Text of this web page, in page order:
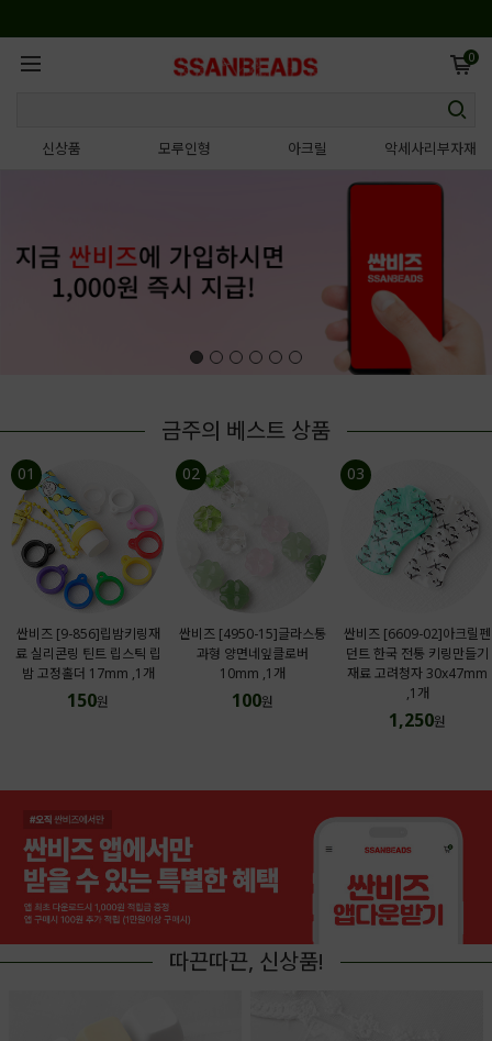
0
신상품 모루인형 아크릴 악세사리부자재
금주의 베스트 상품
01
싼비즈 [9-856]립밤키링재
료 실리콘링 틴트 립스틱 립
밤 고정홀더 17mm ,1개
150원
02
싼비즈 [4950-15]글라스통
과형 양면네잎클로버
10mm ,1개
100원
03
싼비즈 [6609-02]아크릴펜
던트 한국 전통 키링만들기
재료 고려청자 30x47mm
,1개
1,250원
따끈따끈, 신상품!